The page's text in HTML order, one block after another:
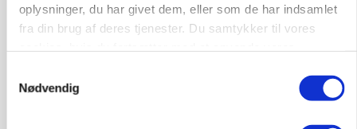
oplysninger, du har givet dem, eller som de har indsamlet
fra din brug af deres tjenester. Du samtykker til vores
Nødvendig
MARKED